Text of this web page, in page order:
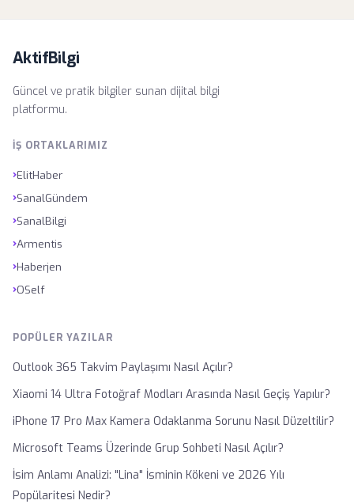
AktifBilgi
Güncel ve pratik bilgiler sunan dijital bilgi
platformu.
İŞ ORTAKLARIMIZ
›ElitHaber
›SanalGündem
›SanalBilgi
›Armentis
›Haberjen
›OSelf
POPÜLER YAZILAR
Outlook 365 Takvim Paylaşımı Nasıl Açılır?
Xiaomi 14 Ultra Fotoğraf Modları Arasında Nasıl Geçiş Yapılır?
iPhone 17 Pro Max Kamera Odaklanma Sorunu Nasıl Düzeltilir?
Microsoft Teams Üzerinde Grup Sohbeti Nasıl Açılır?
İsim Anlamı Analizi: "Lina" İsminin Kökeni ve 2026 Yılı
Popülaritesi Nedir?